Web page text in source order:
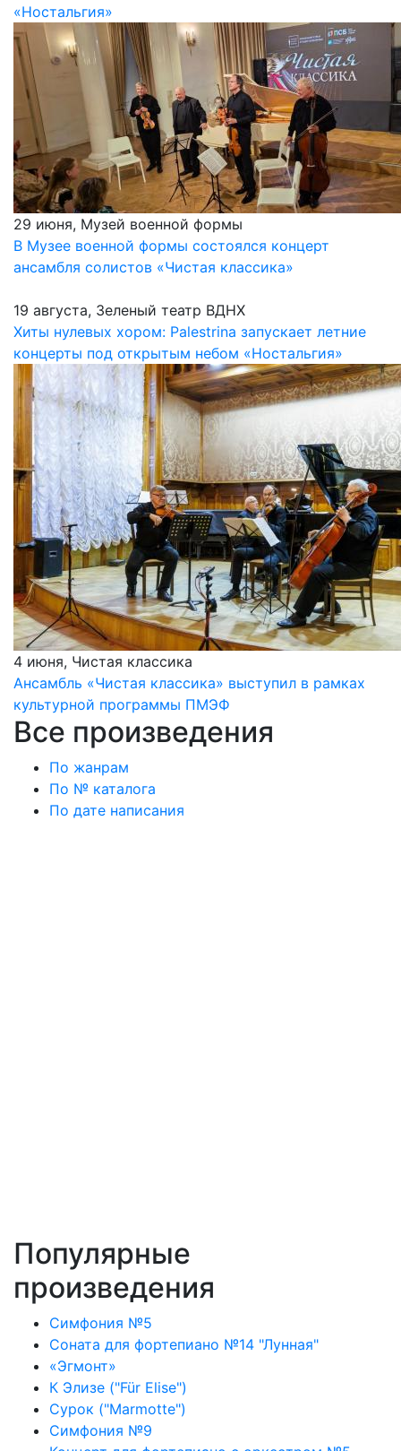
«Ностальгия»
29 июня, Музей военной формы
В Музее военной формы состоялся концерт
ансамбля солистов «Чистая классика»
19 августа, Зеленый театр ВДНХ
Хиты нулевых хором: Palestrina запускает летние
концерты под открытым небом «Ностальгия»
4 июня, Чистая классика
Ансамбль «Чистая классика» выступил в рамках
культурной программы ПМЭФ
Все произведения
По жанрам
По № каталога
По дате написания
Популярные
произведения
Симфония №5
Соната для фортепиано №14 "Лунная"
«Эгмонт»
К Элизе ("Für Elise")
Сурок ("Marmotte")
Симфония №9